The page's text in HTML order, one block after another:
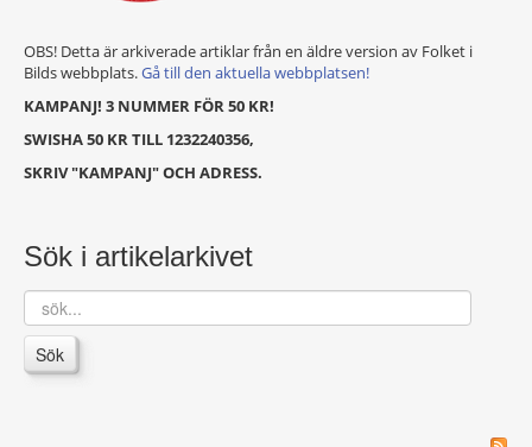
OBS! Detta är arkiverade artiklar från en äldre version av Folket i
Bilds webbplats.Gå till den aktuella webbplatsen!
KAMPANJ! 3 NUMMER FÖR 50 KR!
SWISHA 50 KR TILL 1232240356,
SKRIV "KAMPANJ" OCH ADRESS.
Sök i artikelarkivet
sök...
Sök